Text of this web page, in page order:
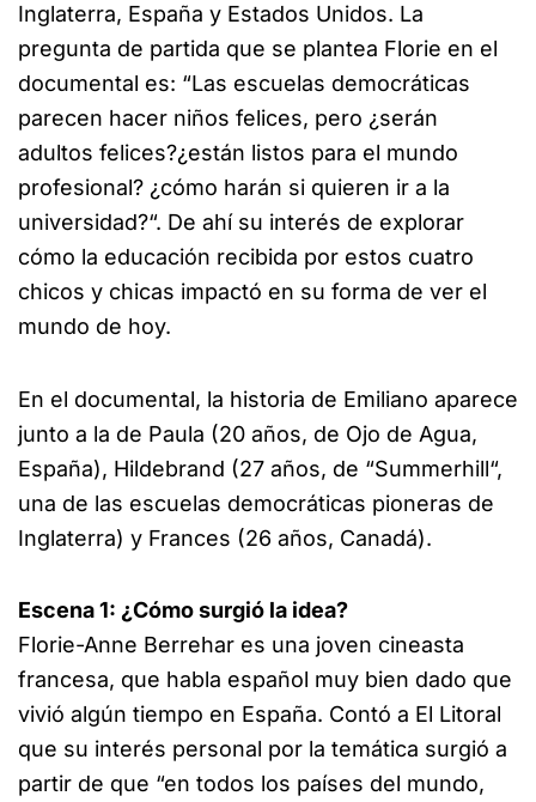
Inglaterra, España y Estados Unidos. La
pregunta de partida que se plantea Florie en el
documental es: “Las escuelas democráticas
parecen hacer niños felices, pero ¿serán
adultos felices?¿están listos para el mundo
profesional? ¿cómo harán si quieren ir a la
universidad?“. De ahí su interés de explorar
cómo la educación recibida por estos cuatro
chicos y chicas impactó en su forma de ver el
mundo de hoy.
En el documental, la historia de Emiliano aparece
junto a la de Paula (20 años, de Ojo de Agua,
España), Hildebrand (27 años, de “Summerhill“,
una de las escuelas democráticas pioneras de
Inglaterra) y Frances (26 años, Canadá).
Escena 1: ¿Cómo surgió la idea?
Florie-Anne Berrehar es una joven cineasta
francesa, que habla español muy bien dado que
vivió algún tiempo en España. Contó a El Litoral
que su interés personal por la temática surgió a
partir de que “en todos los países del mundo,